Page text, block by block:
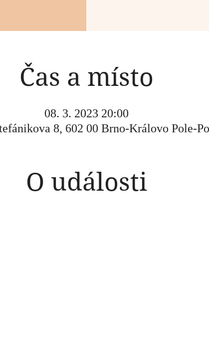
Čas a místo
08. 3. 2023 20:00
8, 602 00 Brno-Královo Pole-
O události